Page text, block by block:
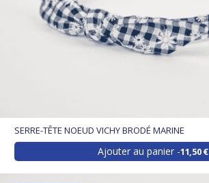
SERRE-TÊTE NOEUD VICHY BRODÉ MARINE
Ajouter au panier 11,50 €